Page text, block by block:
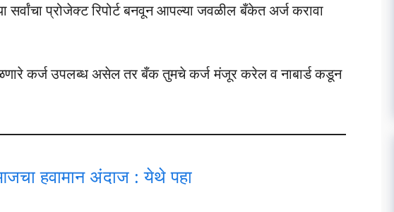
सर्वांचा प्रोजेक्ट रिपोर्ट बनवून आपल्या जवळील बँकेत अर्ज करावा
कर्ज उपलब्ध असेल तर बँक तुमचे कर्ज मंजूर करेल व नाबार्ड कडून
हवामान अंदाज : येथे पहा